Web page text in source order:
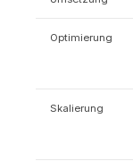
Optimierung
Skalierung